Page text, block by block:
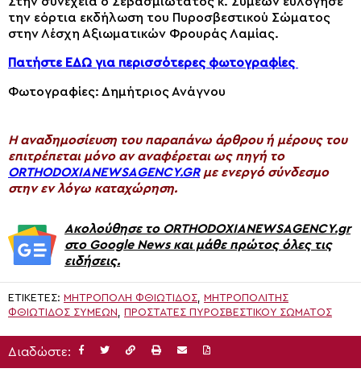
την εόρτια εκδήλωση του Πυροσβεστικού Σώματος
στην Λέσχη Αξιωματικών Φρουράς Λαμίας.
Πατήστε ΕΔΩ για περισσότερες φωτογραφίες
Φωτογραφίες: Δημήτριος Ανάγνου
H αναδημοσίευση του παραπάνω άρθρου ή μέρους του
επιτρέπεται μόνο αν αναφέρεται ως πηγή το
ORTHODOXIANEWSAGENCY.GRμε ενεργό σύνδεσμο
στην εν λόγω καταχώρηση.
Ακολούθησε το ORTHODOXIANEWSAGENCY.gr
στο Google News και μάθε πρώτος όλες τις
ειδήσεις.
ΕΤΙΚΈΤΕΣ: ΜΗΤΡΟΠΟΛΗ ΦΘΙΩΤΙΔΟΣ, ΜΗΤΡΟΠΟΛΊΤΗΣ
ΦΘΙΏΤΙΔΟΣ ΣΥΜΕΏΝ, ΠΡΟΣΤΆΤΕΣ ΠΥΡΟΣΒΕΣΤΙΚΟΎ ΣΏΜΑΤΟΣ
Διαδώστε: